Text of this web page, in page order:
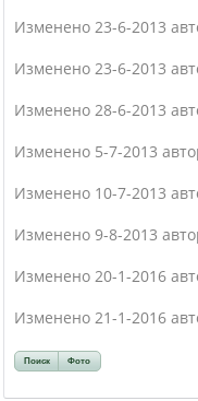
Изменено 23-6-2013
Изменено 23-6-2013
Изменено 28-6-2013
Изменено 5-7-2013
Изменено 10-7-2013
Изменено 9-8-2013
Изменено 20-1-2016
Изменено 21-1-2016
Поиск Фото